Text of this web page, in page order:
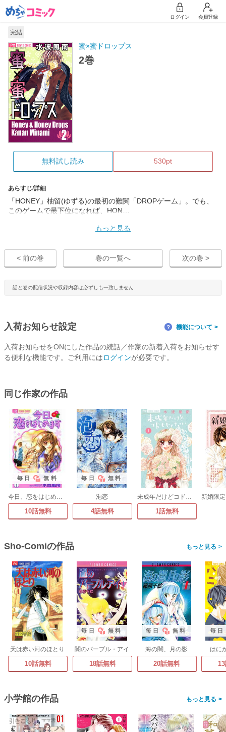
ログイン 会員登録
完結
蜜×蜜ドロップス
2巻
無料試し読み 530pt
あらすじ/詳細
「HONEY」柚留(ゆずる)の最初の難関「DROPゲーム」。でも、
このゲームで最下位になれば、HON…
もっと見る
< 前の巻 巻の一覧へ 次の巻 >
話と巻の配信状況や収録内容は必ずしも一致しません
入荷お知らせ設定 ？ 機能について
入荷お知らせをONにした作品の続話／作家の新着入荷をお知らせす
る便利な機能です。ご利用にはログインが必要です。
同じ作家の作品
毎日 無料
今日、恋をはじめます
10話無料
毎日 無料
泡恋
4話無料
未成年だけどコドモじゃない
1話無料
Sho-Comiの作品 >
天は赤い河のほとり
10話無料
毎日 無料
闇のパープル・アイ
18話無料
毎日 無料
海の闇、月の影
20話無料
毎日
はに
小学館の作品 >